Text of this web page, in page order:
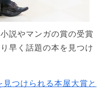
説やマンガの賞の受賞
早く話題の本を見つけ
見つけられる本屋大賞と